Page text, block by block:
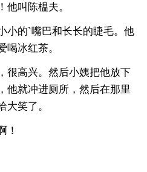
叫陈榅夫。
的`嘴巴和长长的睫毛。他
喝冰红茶。
高兴。然后小姨把他放下
他就冲进厕所，然后在那里
大笑了。
！